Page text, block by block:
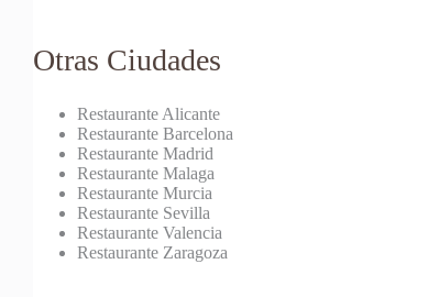
Otras Ciudades
Restaurante Alicante
Restaurante Barcelona
Restaurante Madrid
Restaurante Malaga
Restaurante Murcia
Restaurante Sevilla
Restaurante Valencia
Restaurante Zaragoza